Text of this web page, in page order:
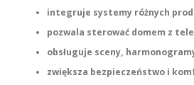
integruje systemy różnych
pozwala sterować domem z
obsługuje sceny,
zwiększa bezpieczeństwo i